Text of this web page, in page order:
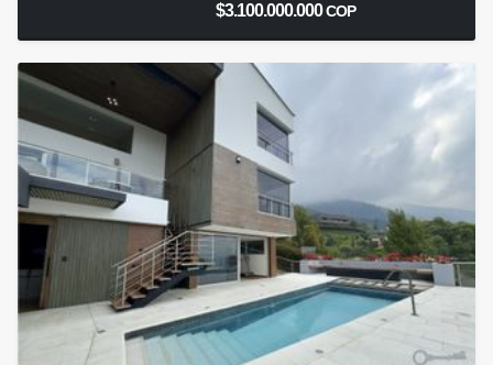
$3.100.000.000COP